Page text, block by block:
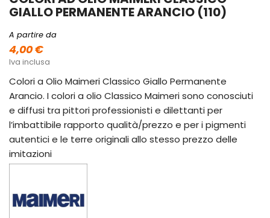
GIALLO PERMANENTE ARANCIO (110)
A partire da
4,00 €
Iva inclusa
Colori a Olio Maimeri Classico Giallo Permanente
Arancio. I colori a olio Classico Maimeri sono conosciuti
e diffusi tra pittori professionisti e dilettanti per
l’imbattibile rapporto qualità/prezzo e per i pigmenti
autentici e le terre originali allo stesso prezzo delle
imitazioni